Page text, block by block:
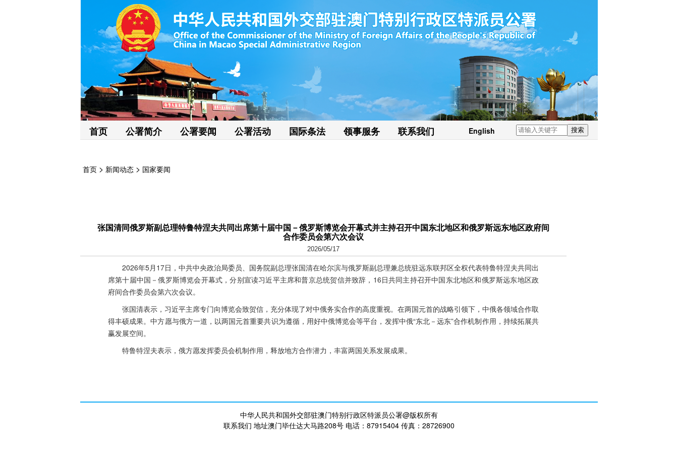
首页 公署简介 公署要闻 公署活动 国际条法 领事服务 联系我们 English 搜索
首页 > 新闻动态 > 国家要闻
张国清同俄罗斯副总理特鲁特涅夫共同出席第十届中国－俄罗斯博览会开幕式并主持召开中国东北地区和俄罗斯远东地区政府间
合作委员会第六次会议
2026/05/17
2026年5月17日，中共中央政治局委员、国务院副总理张国清在哈尔滨与俄罗斯副总理兼总统驻远东联邦区全权代表特鲁特涅夫共同出
席第十届中国－俄罗斯博览会开幕式，分别宣读习近平主席和普京总统贺信并致辞，16日共同主持召开中国东北地区和俄罗斯远东地区政
府间合作委员会第六次会议。
张国清表示，习近平主席专门向博览会致贺信，充分体现了对中俄务实合作的高度重视。在两国元首的战略引领下，中俄各领域合作取
得丰硕成果。中方愿与俄方一道，以两国元首重要共识为遵循，用好中俄博览会等平台，发挥中俄“东北－远东”合作机制作用，持续拓展共
赢发展空间。
特鲁特涅夫表示，俄方愿发挥委员会机制作用，释放地方合作潜力，丰富两国关系发展成果。
中华人民共和国外交部驻澳门特别行政区特派员公署@版权所有
联系我们 地址澳门毕仕达大马路208号 电话：87915404 传真：28726900